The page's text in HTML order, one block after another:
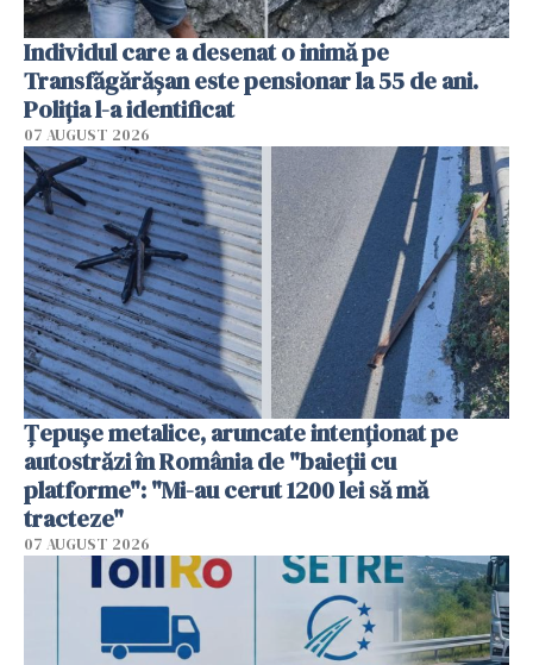
Individul care a desenat o inimă pe
Transfăgărășan este pensionar la 55 de ani.
Poliția l-a identificat
07 AUGUST 2026
Țepușe metalice, aruncate intenționat pe
autostrăzi în România de "baieții cu
platforme": "Mi-au cerut 1200 lei să mă
tracteze"
07 AUGUST 2026